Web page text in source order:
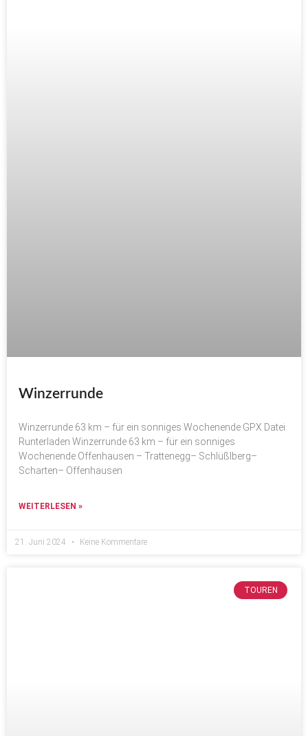
Winzerrunde
Winzerrunde 63 km – für ein sonniges Wochenende GPX Datei
Runterladen Winzerrunde 63 km – für ein sonniges
Wochenende Offenhausen – Trattenegg– Schlüßlberg–
Scharten– Offenhausen
WEITERLESEN »
21. Juni 2024 Keine Kommentare
TOUREN